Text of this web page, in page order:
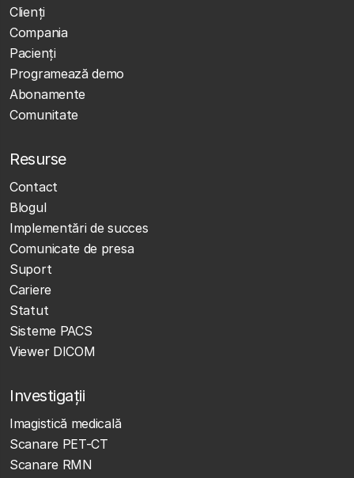
Clienţi
Compania
Pacienți
Programează demo
Abonamente
Comunitate
Resurse
Contact
Blogul
Implementări de succes
Comunicate de presa
Suport
Cariere
Statut
Sisteme PACS
Viewer DICOM
Investigații
Imagistică medicală
Scanare PET-CT
Scanare RMN